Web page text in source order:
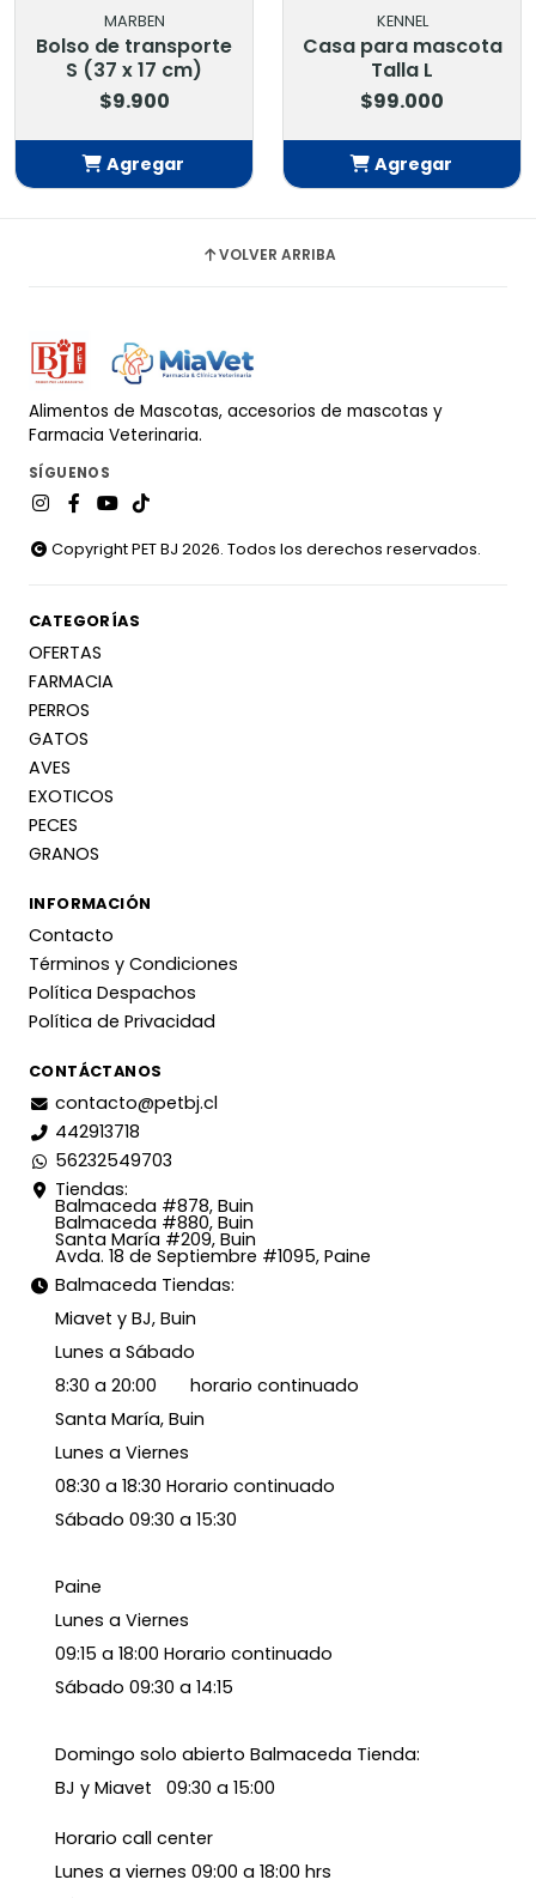
MARBEN
Bolso de transporte
S (37 x 17 cm)
$9.900
Agregar
KENNEL
Casa para mascota
Talla L
$99.000
Agregar
VOLVER ARRIBA
Alimentos de Mascotas, accesorios de mascotas y
Farmacia Veterinaria.
SÍGUENOS
Copyright PET BJ 2026. Todos los derechos reservados.
CATEGORÍAS
OFERTAS
FARMACIA
PERROS
GATOS
AVES
EXOTICOS
PECES
GRANOS
INFORMACIÓN
Contacto
Términos y Condiciones
Política Despachos
Política de Privacidad
CONTÁCTANOS
contacto@petbj.cl
442913718
56232549703
Tiendas:
Balmaceda #878, Buin
Balmaceda #880, Buin
Santa María #209, Buin
Avda. 18 de Septiembre #1095, Paine
Balmaceda Tiendas:
Miavet y BJ, Buin
Lunes a Sábado
8:30 a 20:00 horario continuado
Santa María, Buin
Lunes a Viernes
08:30 a 18:30 Horario continuado
Sábado 09:30 a 15:30
Paine
Lunes a Viernes
09:15 a 18:00 Horario continuado
Sábado 09:30 a 14:15
Domingo solo abierto Balmaceda Tienda:
BJ y Miavet 09:30 a 15:00
Horario call center
Lunes a viernes 09:00 a 18:00 hrs